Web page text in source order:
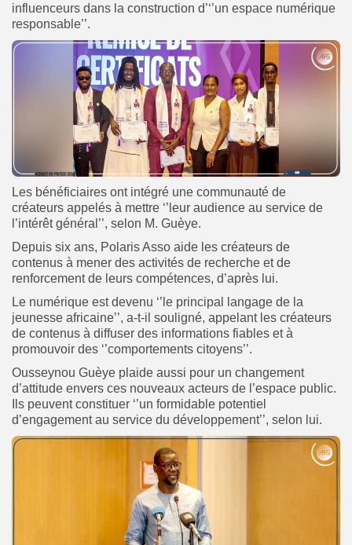
influenceurs dans la construction d’‘’un espace numérique
responsable’’.
Les bénéficiaires ont intégré une communauté de
créateurs appelés à mettre ‘’leur audience au service de
l’intérêt général’’, selon M. Guèye.
Depuis six ans, Polaris Asso aide les créateurs de
contenus à mener des activités de recherche et de
renforcement de leurs compétences, d’après lui.
Le numérique est devenu ‘’le principal langage de la
jeunesse africaine’’, a-t-il souligné, appelant les créateurs
de contenus à diffuser des informations fiables et à
promouvoir des ‘’comportements citoyens’’.
Ousseynou Guèye plaide aussi pour un changement
d’attitude envers ces nouveaux acteurs de l’espace public.
Ils peuvent constituer ‘’un formidable potentiel
d’engagement au service du développement’’, selon lui.